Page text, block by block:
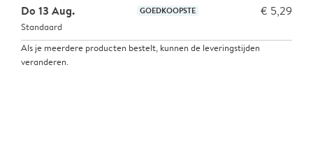
Do 13 Aug.
GOEDKOOPSTE € 5,29
Standaard
Als je meerdere producten bestelt, kunnen de leveringstijden
veranderen.